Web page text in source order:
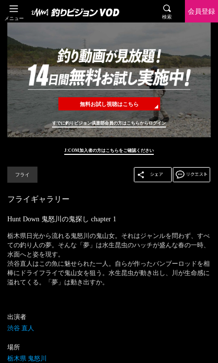
メニュー 検索
会員登録
無料お試し視聴はこちら
すでに釣りビジョン倶楽部会員の方はこちらからログイン
J:COM加入者の方はこちらをご確認ください
フライ
フライギャラリー
Hunt Down 鬼怒川の鬼探し chapter 1
栃木県日光から流れる鬼怒川の鬼山女。それはジャンルを問わず、すべ
ての釣り人の夢。そんな「夢」は水生昆虫のハッチが盛んな春の一時、
水面へと姿を現す。
渋谷直人はこの魚に魅せられた一人。自らが作ったバンブーロッドを相
棒にドライフライで鬼山女を狙う。水生昆虫が動き出し、川が生命感に
溢れてくる。「夢」は動き出すか。
出演者
渋谷 直人
場所
栃木県 鬼怒川